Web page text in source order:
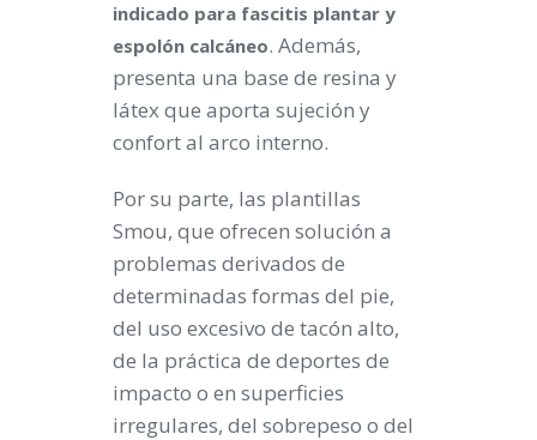
indicado para fascitis plantar y
espolón calcáneo. Además,
presenta una base de resina y
látex que aporta sujeción y
confort al arco interno.
Por su parte, las plantillas
Smou, que ofrecen solución a
problemas derivados de
determinadas formas del pie,
del uso excesivo de tacón alto,
de la práctica de deportes de
impacto o en superficies
irregulares, del sobrepeso o del